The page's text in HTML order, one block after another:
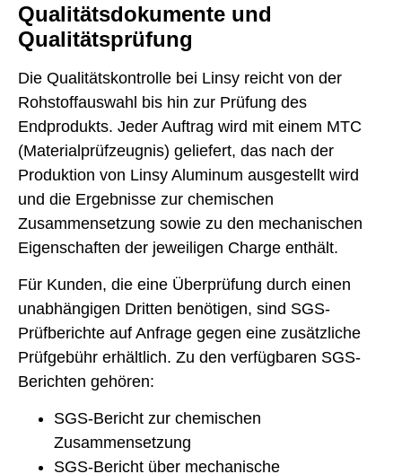
Qualitätsdokumente und
Qualitätsprüfung
Die Qualitätskontrolle bei Linsy reicht von der
Rohstoffauswahl bis hin zur Prüfung des
Endprodukts. Jeder Auftrag wird mit einem MTC
(Materialprüfzeugnis) geliefert, das nach der
Produktion von Linsy Aluminum ausgestellt wird
und die Ergebnisse zur chemischen
Zusammensetzung sowie zu den mechanischen
Eigenschaften der jeweiligen Charge enthält.
Für Kunden, die eine Überprüfung durch einen
unabhängigen Dritten benötigen, sind SGS-
Prüfberichte auf Anfrage gegen eine zusätzliche
Prüfgebühr erhältlich. Zu den verfügbaren SGS-
Berichten gehören:
SGS-Bericht zur chemischen
Zusammensetzung
SGS-Bericht über mechanische